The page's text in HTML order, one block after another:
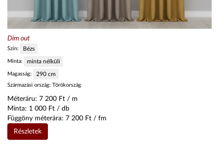
Dim out
Szín: Bézs
Minta: minta nélküli
Magasság: 290 cm
Származási ország: Törökország
Méteráru: 7 200 Ft / m
Minta: 1 000 Ft / db
Függöny méterára: 7 200 Ft / fm
Részletek